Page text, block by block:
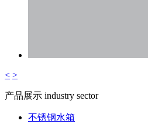
< >
产品展示 industry sector
不锈钢水箱